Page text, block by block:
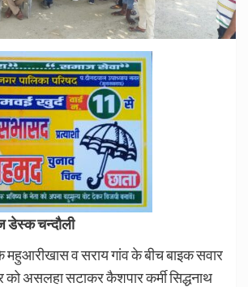
डेस्क चन्दौली
महुआरीखास व सराय गांव के बीच बाइक सवार
को असलहा सटाकर कैशपार कर्मी सिद्धनाथ